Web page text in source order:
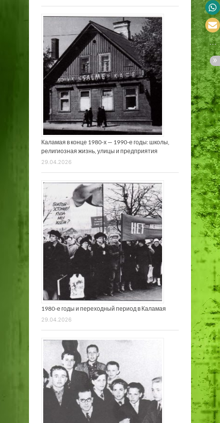
Каламая в конце 1980-х — 1990-е годы: школы,
религиозная жизнь, улицы и предприятия
29.04.2026
1980-е годы и переходный период в Каламая
29.04.2026